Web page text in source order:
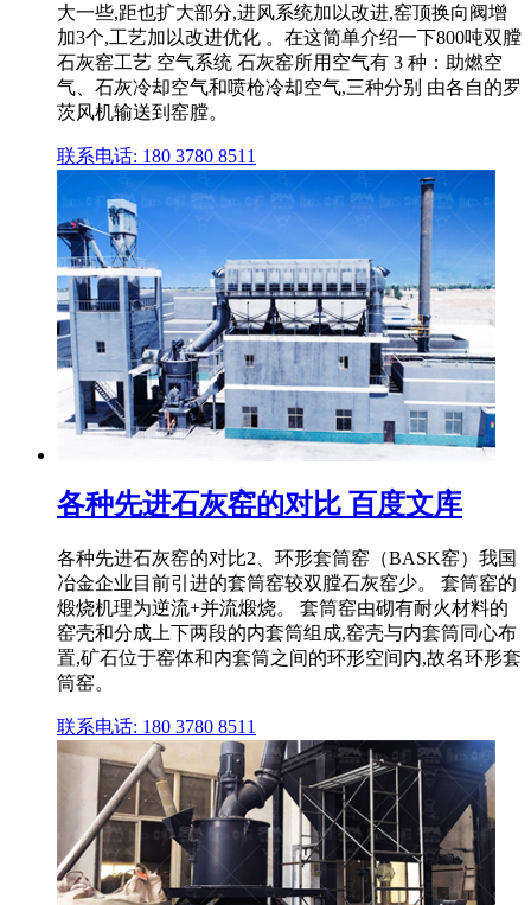
大一些,距也扩大部分,进风系统加以改进,窑顶换向阀增
加3个,工艺加以改进优化 。在这简单介绍一下800吨双膛
石灰窑工艺 空气系统 石灰窑所用空气有 3 种：助燃空
气、石灰冷却空气和喷枪冷却空气,三种分别 由各自的罗
茨风机输送到窑膛。
联系电话: 180 3780 8511
各种先进石灰窑的对比 百度文库
各种先进石灰窑的对比2、环形套筒窑（BASK窑）我国
冶金企业目前引进的套筒窑较双膛石灰窑少。 套筒窑的
煅烧机理为逆流+并流煅烧。 套筒窑由砌有耐火材料的
窑壳和分成上下两段的内套筒组成,窑壳与内套筒同心布
置,矿石位于窑体和内套筒之间的环形空间内,故名环形套
筒窑。
联系电话: 180 3780 8511